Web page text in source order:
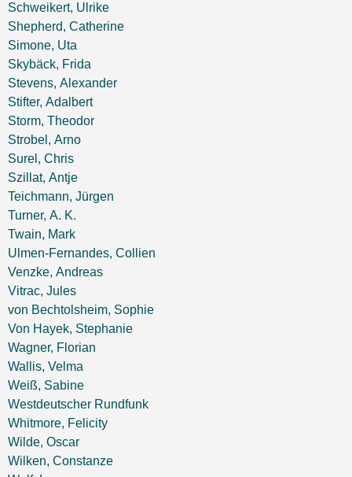
Schweikert, Ulrike
Shepherd, Catherine
Simone, Uta
Skybäck, Frida
Stevens, Alexander
Stifter, Adalbert
Storm, Theodor
Strobel, Arno
Surel, Chris
Szillat, Antje
Teichmann, Jürgen
Turner, A. K.
Twain, Mark
Ulmen-Fernandes, Collien
Venzke, Andreas
Vitrac, Jules
von Bechtolsheim, Sophie
Von Hayek, Stephanie
Wagner, Florian
Wallis, Velma
Weiß, Sabine
Westdeutscher Rundfunk
Whitmore, Felicity
Wilde, Oscar
Wilken, Constanze